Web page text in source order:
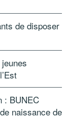
de disposer
: BUNEC
naissance de